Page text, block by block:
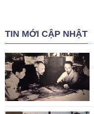
TIN MỚI CẬP NHẬT